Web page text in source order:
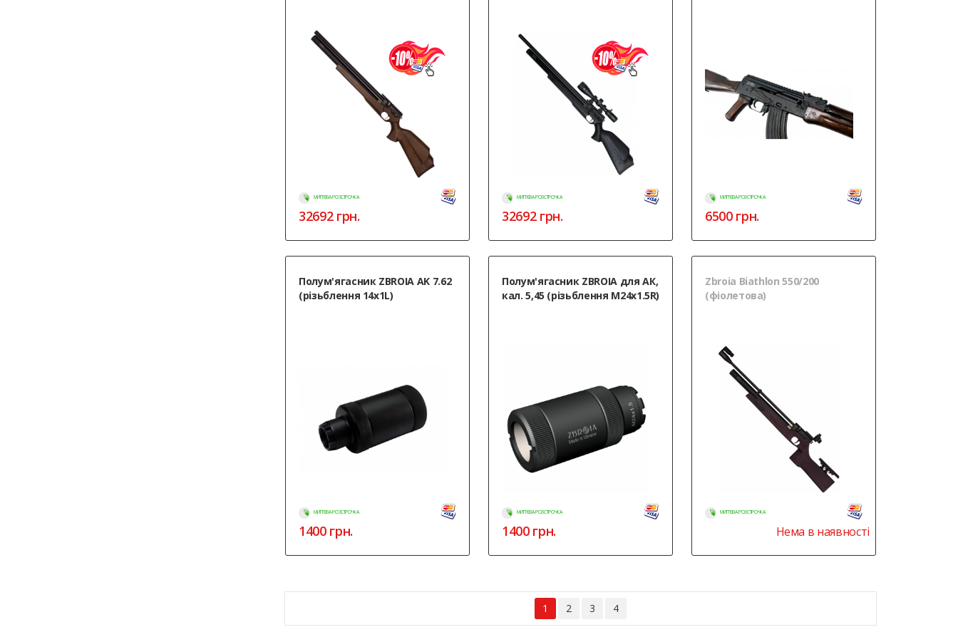
МИТТЄВА РОЗСТРОЧКА
32692грн.
МИТТЄВА РОЗСТРОЧКА
32692грн.
МИТТЄВА РОЗСТРОЧКА
6500грн.
Полум'ягасник ZBROIA AK 7.62
(різьблення 14x1L)
МИТТЄВА РОЗСТРОЧКА
1400грн.
Полум'ягасник ZBROIA для АК,
кал. 5,45 (різьблення М24x1.5R)
МИТТЄВА РОЗСТРОЧКА
1400грн.
Zbroia Biathlon 550/200
(фіолетова)
МИТТЄВА РОЗСТРОЧКА
Нема в наявності
1 2 3 4